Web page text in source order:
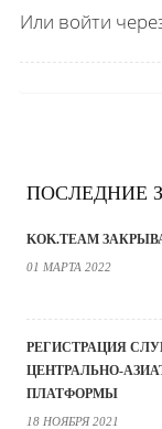
Или войти
ПОСЛЕДНИЕ
KOK.TEAM
01 МАРТА 2022
РЕГИСТРАЦИЯ
ЦЕНТРАЛЬНО-
ПЛАТФОРМЫ
18 НОЯБРЯ 2021